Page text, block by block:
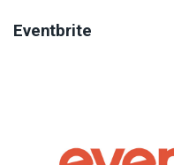
Eventbrite